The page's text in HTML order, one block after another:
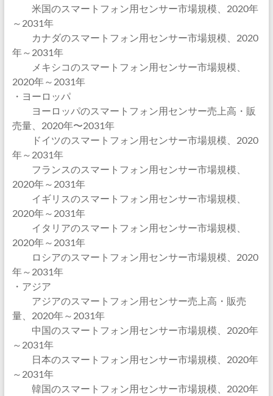
米国のスマートフォン用センサー市場規模、2020年
～2031年
カナダのスマートフォン用センサー市場規模、2020
年～2031年
メキシコのスマートフォン用センサー市場規模、
2020年～2031年
・ヨーロッパ
ヨーロッパのスマートフォン用センサー売上高・販
売量、2020年〜2031年
ドイツのスマートフォン用センサー市場規模、2020
年～2031年
フランスのスマートフォン用センサー市場規模、
2020年～2031年
イギリスのスマートフォン用センサー市場規模、
2020年～2031年
イタリアのスマートフォン用センサー市場規模、
2020年～2031年
ロシアのスマートフォン用センサー市場規模、2020
年～2031年
・アジア
アジアのスマートフォン用センサー売上高・販売
量、2020年～2031年
中国のスマートフォン用センサー市場規模、2020年
～2031年
日本のスマートフォン用センサー市場規模、2020年
～2031年
韓国のスマートフォン用センサー市場規模、2020年